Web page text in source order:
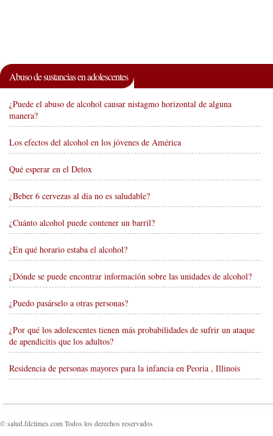
Abuso de sustancias en adolescentes
¿Puede el abuso de alcohol causar nistagmo horizontal de alguna
manera?
Los efectos del alcohol en los jóvenes de América
Qué esperar en el Detox
¿Beber 6 cervezas al día no es saludable?
¿Cuánto alcohol puede contener un barril?
¿En qué horario estaba el alcohol?
¿Dónde se puede encontrar información sobre las unidades de alcohol?
¿Puedo pasárselo a otras personas?
¿Por qué los adolescentes tienen más probabilidades de sufrir un ataque
de apendicitis que los adultos?
Residencia de personas mayores para la infancia en Peoria , Illinois
© salud.fdctimes.com Todos los derechos reservados